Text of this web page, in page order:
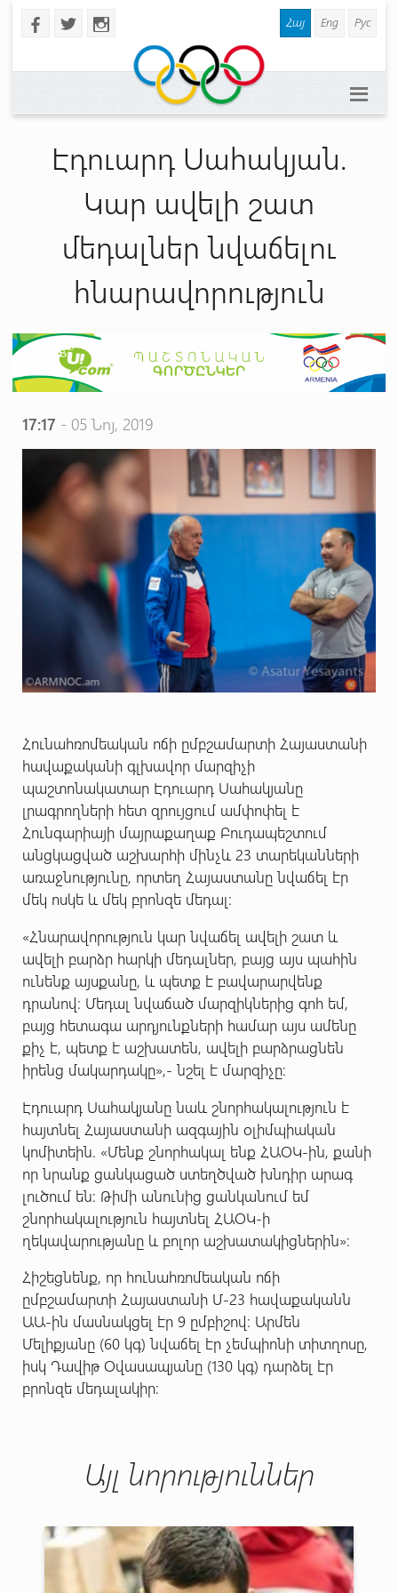
b a x Հայ Eng Рус
Էդուարդ Սահակյան.
Կար ավելի շատ
մեդալներ նվաճելու
հնարավորություն
17:17 - 05 Նոյ, 2019
Հունահռոմեական ոճի ըմբշամարտի Հայաստանի
հավաքականի գլխավոր մարզիչի
պաշտոնակատար Էդուարդ Սահակյանը
լրագրողների հետ զրույցում ամփոփել է
Հունգարիայի մայրաքաղաք Բուդապեշտում
անցկացված աշխարհի մինչև 23 տարեկանների
առաջնությունը, որտեղ Հայաստանը նվաճել էր
մեկ ոսկե և մեկ բրոնզե մեդալ:
«Հնարավորություն կար նվաճել ավելի շատ և
ավելի բարձր հարկի մեդալներ, բայց այս պահին
ունենք այսքանը, և պետք է բավարարվենք
դրանով։ Մեդալ նվաճած մարզիկներից գոհ եմ,
բայց հետագա արդյունքների համար այս ամենը
քիչ է, պետք է աշխատեն, ավելի բարձրացնեն
իրենց մակարդակը»,- նշել է մարզիչը:
Էդուարդ Սահակյանը նաև շնորհակալություն է
հայտնել Հայաստանի ազգային օլիմպիական
կոմիտեին. «Մենք շնորհակալ ենք ՀԱՕԿ-ին, քանի
որ նրանք ցանկացած ստեղծված խնդիր արագ
լուծում են: Թիմի անունից ցանկանում եմ
շնորհակալություն հայտնել ՀԱՕԿ-ի
ղեկավարությանը և բոլոր աշխատակիցներին»։
Հիշեցնենք, որ հունահռոմեական ոճի
ըմբշամարտի Հայաստանի Մ-23 հավաքականն
ԱԱ-ին մասնակցել էր 9 ըմբիշով: Արմեն
Մելիքյանը (60 կգ) նվաճել էր չեմպիոնի տիտղոսը,
իսկ Դավիթ Օվասապյանը (130 կգ) դարձել էր
բրոնզե մեդալակիր:
Այլ նորություններ